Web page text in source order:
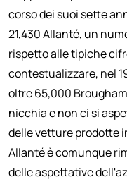
corso dei suoi sette
21,430 Allanté, un
rispetto alle tipiche
contestualizzare, nel
oltre 65,000
nicchia e non ci si
delle vetture prodotte
Allanté è comunque
delle aspettative